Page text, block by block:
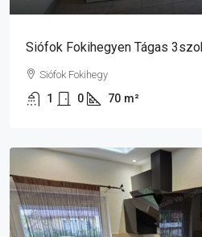
Siófok Fokihegyen Tágas
Siófok Fokihegy
1 0 70 m²